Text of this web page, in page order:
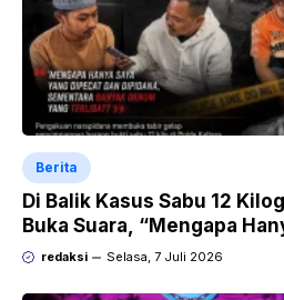
Berita
Di Balik Kasus Sabu 12
Buka Suara, “Mengapa
Dipecat dan Dipidana?
redaksi Selasa, 7 Juli 2026